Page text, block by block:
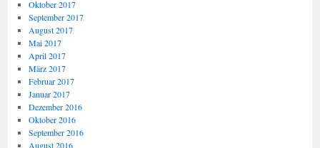
Oktober 2017
September 2017
August 2017
Mai 2017
April 2017
März 2017
Februar 2017
Januar 2017
Dezember 2016
Oktober 2016
September 2016
August 2016